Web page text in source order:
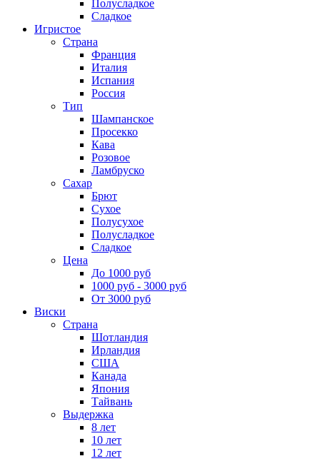
Полусладкое
Сладкое
Игристое
Страна
Франция
Италия
Испания
Россия
Тип
Шампанское
Просекко
Кава
Розовое
Ламбруско
Сахар
Брют
Сухое
Полусухое
Полусладкое
Сладкое
Цена
До 1000 руб
1000 руб - 3000 руб
От 3000 руб
Виски
Страна
Шотландия
Ирландия
США
Канада
Япония
Тайвань
Выдержка
8 лет
10 лет
12 лет